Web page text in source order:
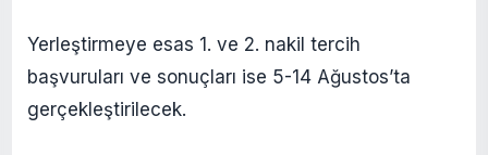
Yerleştirmeye esas 1. ve 2. nakil tercih
başvuruları ve sonuçları ise 5-14 Ağustos’ta
gerçekleştirilecek.